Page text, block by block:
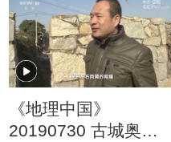
《地理中国》
20190730 古城奥秘·